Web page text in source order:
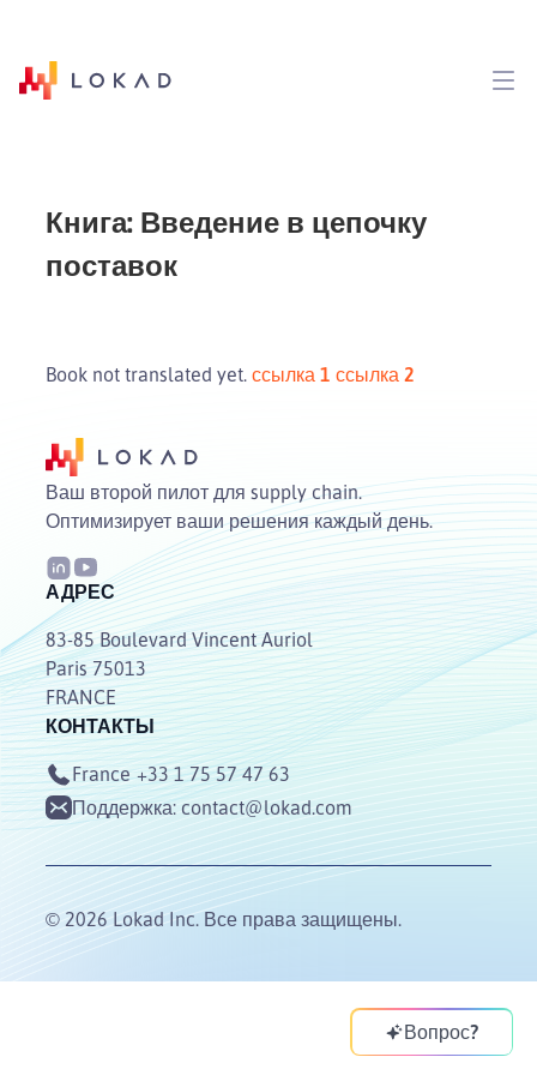
Книга: Введение в цепочку
поставок
Book not translated yet. ссылка 1 ссылка 2
Ваш второй пилот для supply chain.
Оптимизирует ваши решения каждый день.
АДРЕС
83-85 Boulevard Vincent Auriol
Paris 75013
FRANCE
КОНТАКТЫ
France +33 1 75 57 47 63
Поддержка:contact@lokad.com
© 2026 Lokad Inc. Все права защищены.
Вопрос?